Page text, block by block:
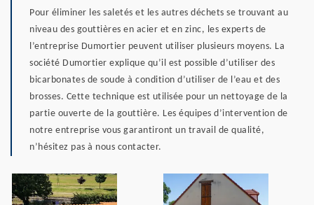
Pour éliminer les saletés et les autres déchets se trouvant au
niveau des gouttières en acier et en zinc, les experts de
l’entreprise Dumortier peuvent utiliser plusieurs moyens. La
société Dumortier explique qu’il est possible d’utiliser des
bicarbonates de soude à condition d’utiliser de l’eau et des
brosses. Cette technique est utilisée pour un nettoyage de la
partie ouverte de la gouttière. Les équipes d’intervention de
notre entreprise vous garantiront un travail de qualité,
n’hésitez pas à nous contacter.